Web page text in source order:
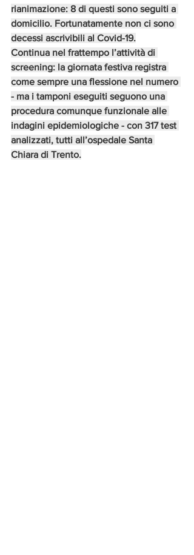
rianimazione: 8 di questi sono seguiti a
domicilio. Fortunatamente non ci sono
decessi ascrivibili al Covid-19.
Continua nel frattempo l’attività di
screening: la giornata festiva registra
come sempre una flessione nel numero
- ma i tamponi eseguiti seguono una
procedura comunque funzionale alle
indagini epidemiologiche - con 317 test
analizzati, tutti all’ospedale Santa
Chiara di Trento.